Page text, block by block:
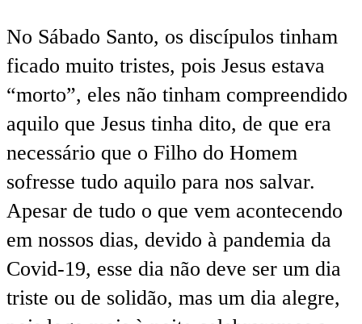
No Sábado Santo, os discípulos tinham
ficado muito tristes, pois Jesus estava
“morto”, eles não tinham compreendido
aquilo que Jesus tinha dito, de que era
necessário que o Filho do Homem
sofresse tudo aquilo para nos salvar.
Apesar de tudo o que vem acontecendo
em nossos dias, devido à pandemia da
Covid-19, esse dia não deve ser um dia
triste ou de solidão, mas um dia alegre,